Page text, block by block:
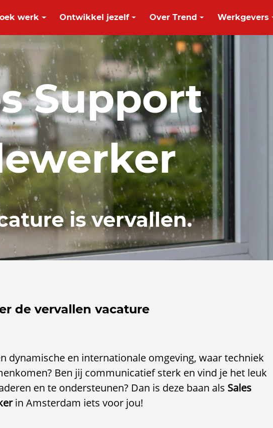
werk Ontwikkel jezelf Over Trend Werkgevers
Support
is vervallen.
de vervallen vacature
dynamische en internationale omgeving, waar techniek
Ben jij communicatief sterk en vind je het leuk
en te ondersteunen? Dan is deze baan als Sales
in Amsterdam iets voor jou!